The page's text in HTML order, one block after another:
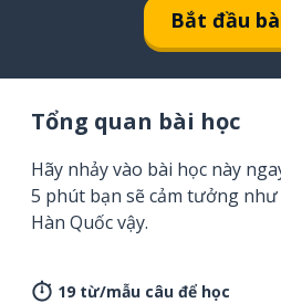
Bắt đầu
Tổng quan bài học
Hãy nhảy vào bài học này
5 phút bạn sẽ cảm tưởng
Hàn Quốc vậy.
19 từ/mẫu câu để học